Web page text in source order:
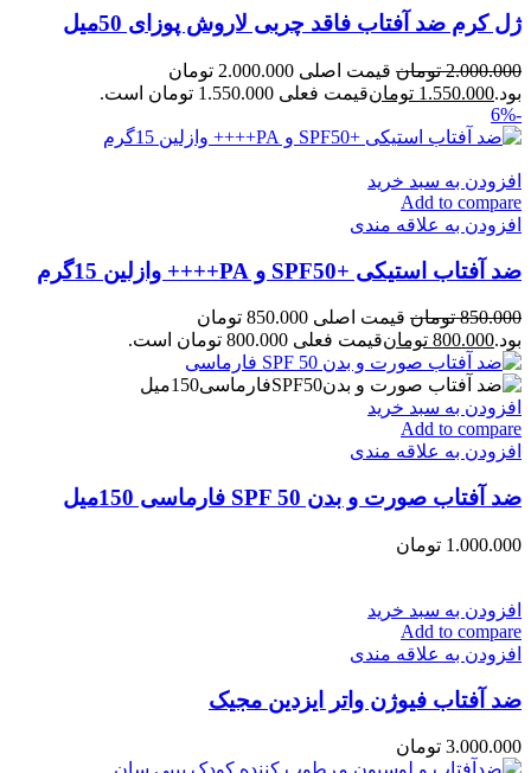
ژل کرم ضد آفتاب فاقد چربی لاروش پوزای 50میل
2.000.000 تومان
قیمت اصلی 2.000.000 تومان
بود.1.550.000 تومانقیمت فعلی 1.550.000 تومان است.
-6%
افزودن به سبد خرید
Add to compare
افزودن به علاقه مندی
ضد آفتاب استیکی +SPF50 و PA++++ وازلین 15گرم
850.000 تومان
قیمت اصلی 850.000 تومان
بود.800.000 تومانقیمت فعلی 800.000 تومان است.
افزودن به سبد خرید
Add to compare
افزودن به علاقه مندی
ضد آفتاب صورت و بدن SPF 50 فارماسی 150میل
1.000.000 تومان
افزودن به سبد خرید
Add to compare
افزودن به علاقه مندی
ضد آفتاب فیوژن واتر ایزدین مجیک
3.000.000 تومان